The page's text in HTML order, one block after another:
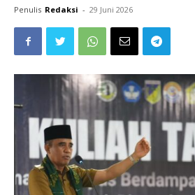
Penulis Redaksi - 29 Juni 2026